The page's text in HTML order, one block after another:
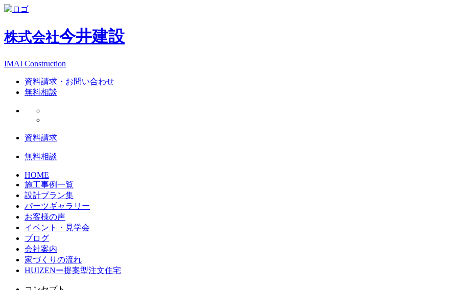
株式会社今井建設
IMAI Construction
資料請求・お問い合わせ
無料相談
資料請求
無料相談
HOME
施工事例一覧
設計プラン集
パーツギャラリー
お客様の声
イベント・見学会
ブログ
会社案内
家づくりの流れ
HUIZENー提案型注文住宅